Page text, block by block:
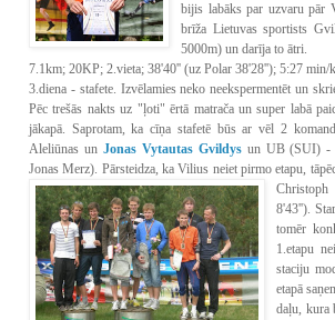
bijis labāks par uzvaru pār
brīža Lietuvas sportists
5000m) un darīja to ātri.
7.1km; 20KP; 2.vieta; 38'40'' (uz Polar 38'28''); 5:27
3.diena - stafete. Izvēlamies neko neekspermentēt un
Pēc trešās nakts uz "ļoti" ērtā matrača un super labā
jākapā. Saprotam, ka cīņa stafetē būs ar vēl 2
Aleliūnas unJonas Vytautas Gvildysun UB (SUI)
Jonas Merz). Pārsteidza, ka Vilius neiet pirmo etapu,
8'43'').
tomēr
1.etapu
staciju
etapā
daļu, kura